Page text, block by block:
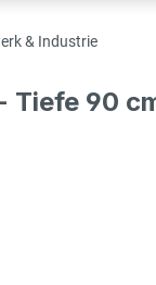
& Industrie
Tiefe 90